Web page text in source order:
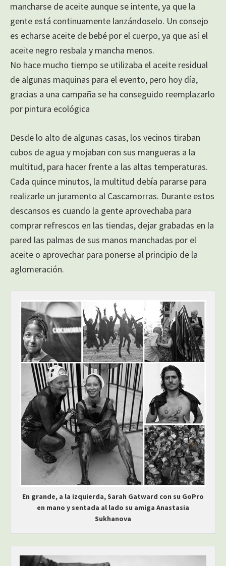
mancharse de aceite aunque se intente, ya que la
gente está continuamente lanzándoselo. Un consejo
es echarse aceite de bebé por el cuerpo, ya que así el
aceite negro resbala y mancha menos.
No hace mucho tiempo se utilizaba el aceite residual
de algunas maquinas para el evento, pero hoy día,
gracias a una campaña se ha conseguido reemplazarlo
por pintura ecológica
Desde lo alto de algunas casas, los vecinos tiraban
cubos de agua y mojaban con sus mangueras a la
multitud, para hacer frente a las altas temperaturas.
Cada quince minutos, la multitud debía pararse para
realizarle un juramento al Cascamorras. Durante estos
descansos es cuando la gente aprovechaba para
comprar refrescos en las tiendas, dejar grabadas en la
pared las palmas de sus manos manchadas por el
aceite o aprovechar para ponerse al principio de la
aglomeración.
En grande, a la izquierda, Sarah Gatward con su GoPro
en mano y sentada al lado su amiga Anastasia
Sukhanova